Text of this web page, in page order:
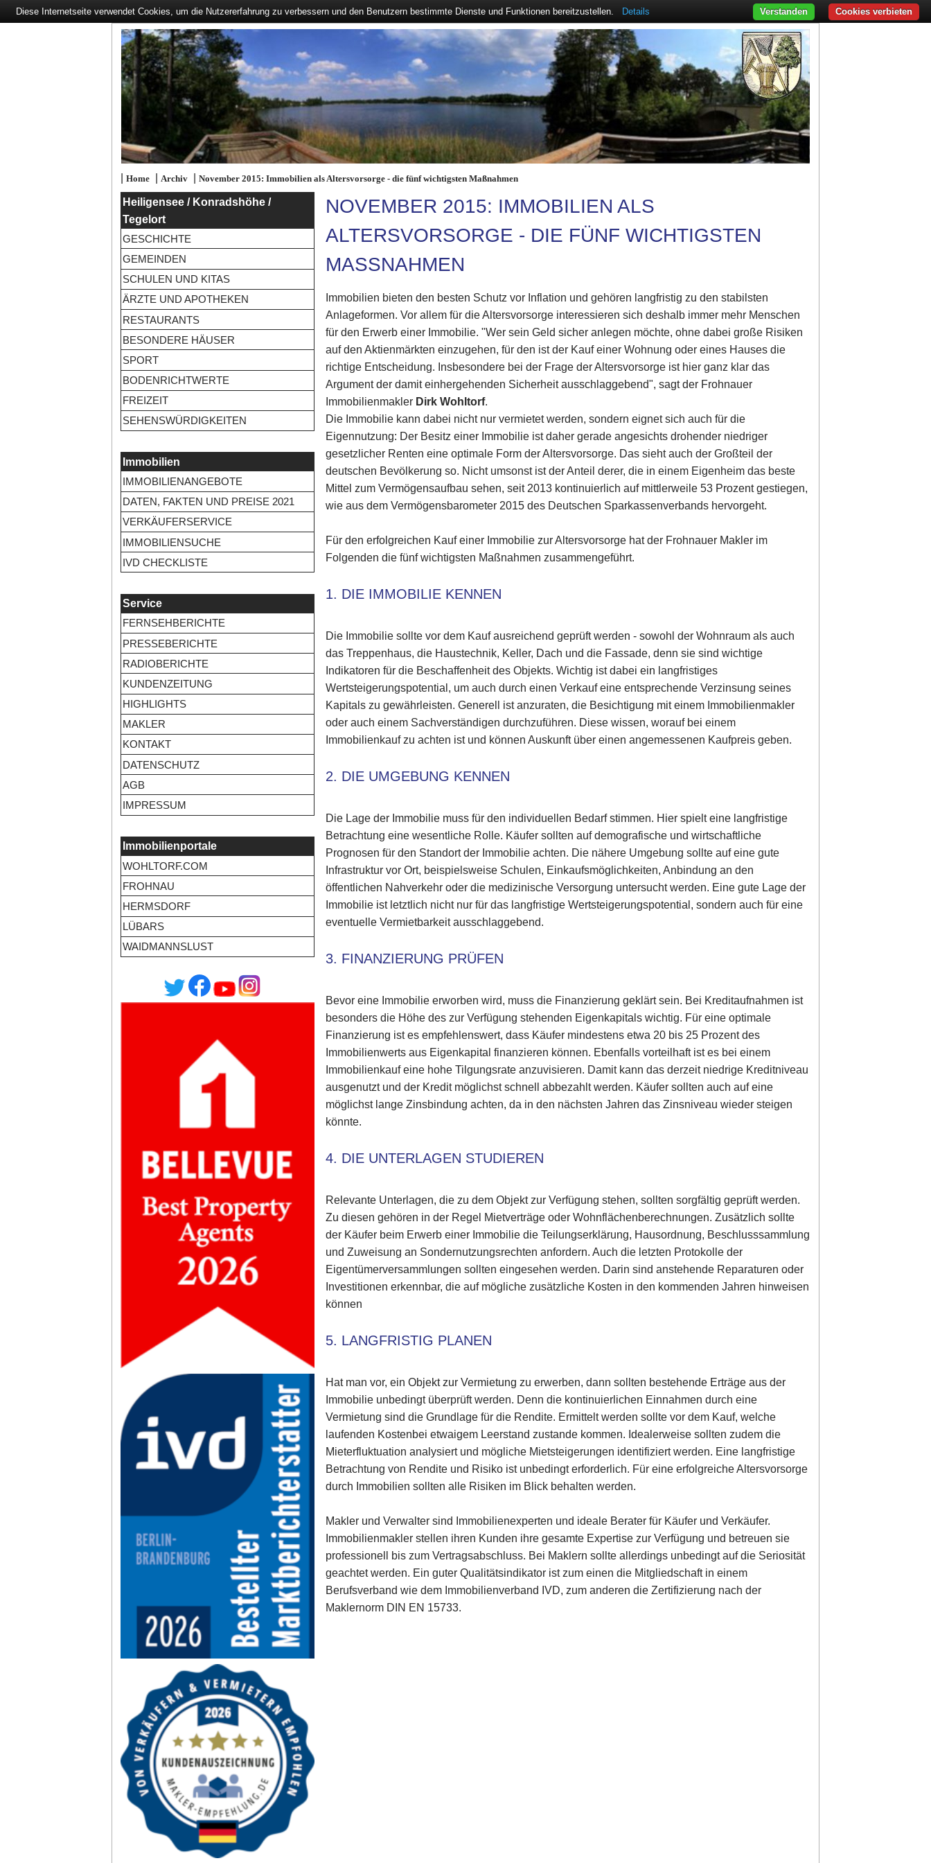
| Home| Archiv| November 2015: Immobilien als Altersvorsorge - die fünf wichtigsten Maßnahmen
Heiligensee / Konradshöhe /
Tegelort
GESCHICHTE
GEMEINDEN
SCHULEN UND KITAS
ÄRZTE UND APOTHEKEN
RESTAURANTS
BESONDERE HÄUSER
SPORT
BODENRICHTWERTE
FREIZEIT
SEHENSWÜRDIGKEITEN
Immobilien
IMMOBILIENANGEBOTE
DATEN, FAKTEN UND PREISE 2021
VERKÄUFERSERVICE
IMMOBILIENSUCHE
IVD CHECKLISTE
Service
FERNSEHBERICHTE
PRESSEBERICHTE
RADIOBERICHTE
KUNDENZEITUNG
HIGHLIGHTS
MAKLER
KONTAKT
DATENSCHUTZ
AGB
IMPRESSUM
Immobilienportale
WOHLTORF.COM
FROHNAU
HERMSDORF
LÜBARS
WAIDMANNSLUST
NOVEMBER 2015: IMMOBILIEN ALS
ALTERSVORSORGE - DIE FÜNF WICHTIGSTEN
MASSNAHMEN
Immobilien bieten den besten Schutz vor Inflation und gehören langfristig zu den stabilsten
Anlageformen. Vor allem für die Altersvorsorge interessieren sich deshalb immer mehr Menschen
für den Erwerb einer Immobilie. "Wer sein Geld sicher anlegen möchte, ohne dabei große Risiken
auf den Aktienmärkten einzugehen, für den ist der Kauf einer Wohnung oder eines Hauses die
richtige Entscheidung. Insbesondere bei der Frage der Altersvorsorge ist hier ganz klar das
Argument der damit einhergehenden Sicherheit ausschlaggebend", sagt der Frohnauer
Immobilienmakler Dirk Wohltorf.
Die Immobilie kann dabei nicht nur vermietet werden, sondern eignet sich auch für die
Eigennutzung: Der Besitz einer Immobilie ist daher gerade angesichts drohender niedriger
gesetzlicher Renten eine optimale Form der Altersvorsorge. Das sieht auch der Großteil der
deutschen Bevölkerung so. Nicht umsonst ist der Anteil derer, die in einem Eigenheim das beste
Mittel zum Vermögensaufbau sehen, seit 2013 kontinuierlich auf mittlerweile 53 Prozent gestiegen,
wie aus dem Vermögensbarometer 2015 des Deutschen Sparkassenverbands hervorgeht.
Für den erfolgreichen Kauf einer Immobilie zur Altersvorsorge hat der Frohnauer Makler im
Folgenden die fünf wichtigsten Maßnahmen zusammengeführt.
1. DIE IMMOBILIE KENNEN
Die Immobilie sollte vor dem Kauf ausreichend geprüft werden - sowohl der Wohnraum als auch
das Treppenhaus, die Haustechnik, Keller, Dach und die Fassade, denn sie sind wichtige
Indikatoren für die Beschaffenheit des Objekts. Wichtig ist dabei ein langfristiges
Wertsteigerungspotential, um auch durch einen Verkauf eine entsprechende Verzinsung seines
Kapitals zu gewährleisten. Generell ist anzuraten, die Besichtigung mit einem Immobilienmakler
oder auch einem Sachverständigen durchzuführen. Diese wissen, worauf bei einem
Immobilienkauf zu achten ist und können Auskunft über einen angemessenen Kaufpreis geben.
2. DIE UMGEBUNG KENNEN
Die Lage der Immobilie muss für den individuellen Bedarf stimmen. Hier spielt eine langfristige
Betrachtung eine wesentliche Rolle. Käufer sollten auf demografische und wirtschaftliche
Prognosen für den Standort der Immobilie achten. Die nähere Umgebung sollte auf eine gute
Infrastruktur vor Ort, beispielsweise Schulen, Einkaufsmöglichkeiten, Anbindung an den
öffentlichen Nahverkehr oder die medizinische Versorgung untersucht werden. Eine gute Lage der
Immobilie ist letztlich nicht nur für das langfristige Wertsteigerungspotential, sondern auch für eine
eventuelle Vermietbarkeit ausschlaggebend.
3. FINANZIERUNG PRÜFEN
Bevor eine Immobilie erworben wird, muss die Finanzierung geklärt sein. Bei Kreditaufnahmen ist
besonders die Höhe des zur Verfügung stehenden Eigenkapitals wichtig. Für eine optimale
Finanzierung ist es empfehlenswert, dass Käufer mindestens etwa 20 bis 25 Prozent des
Immobilienwerts aus Eigenkapital finanzieren können. Ebenfalls vorteilhaft ist es bei einem
Immobilienkauf eine hohe Tilgungsrate anzuvisieren. Damit kann das derzeit niedrige Kreditniveau
ausgenutzt und der Kredit möglichst schnell abbezahlt werden. Käufer sollten auch auf eine
möglichst lange Zinsbindung achten, da in den nächsten Jahren das Zinsniveau wieder steigen
könnte.
4. DIE UNTERLAGEN STUDIEREN
Relevante Unterlagen, die zu dem Objekt zur Verfügung stehen, sollten sorgfältig geprüft werden.
Zu diesen gehören in der Regel Mietverträge oder Wohnflächenberechnungen. Zusätzlich sollte
der Käufer beim Erwerb einer Immobilie die Teilungserklärung, Hausordnung, Beschlusssammlung
und Zuweisung an Sondernutzungsrechten anfordern. Auch die letzten Protokolle der
Eigentümerversammlungen sollten eingesehen werden. Darin sind anstehende Reparaturen oder
Investitionen erkennbar, die auf mögliche zusätzliche Kosten in den kommenden Jahren hinweisen
können
5. LANGFRISTIG PLANEN
Hat man vor, ein Objekt zur Vermietung zu erwerben, dann sollten bestehende Erträge aus der
Immobilie unbedingt überprüft werden. Denn die kontinuierlichen Einnahmen durch eine
Vermietung sind die Grundlage für die Rendite. Ermittelt werden sollte vor dem Kauf, welche
laufenden Kostenbei etwaigem Leerstand zustande kommen. Idealerweise sollten zudem die
Mieterfluktuation analysiert und mögliche Mietsteigerungen identifiziert werden. Eine langfristige
Betrachtung von Rendite und Risiko ist unbedingt erforderlich. Für eine erfolgreiche Altersvorsorge
durch Immobilien sollten alle Risiken im Blick behalten werden.
Makler und Verwalter sind Immobilienexperten und ideale Berater für Käufer und Verkäufer.
Immobilienmakler stellen ihren Kunden ihre gesamte Expertise zur Verfügung und betreuen sie
professionell bis zum Vertragsabschluss. Bei Maklern sollte allerdings unbedingt auf die Seriosität
geachtet werden. Ein guter Qualitätsindikator ist zum einen die Mitgliedschaft in einem
Berufsverband wie dem Immobilienverband IVD, zum anderen die Zertifizierung nach der
Maklernorm DIN EN 15733.
Diese Internetseite verwendet Cookies, um die Nutzererfahrung zu verbessern und den Benutzern bestimmte Dienste und Funktionen bereitzustellen. Details Cookies verbieten
Verstanden